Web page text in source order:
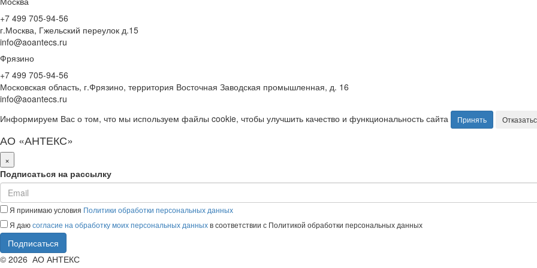
+7 499 705-94-56
г.Москва, Гжельский переулок д.15
info@aoantecs.ru
Фрязино
+7 499 705-94-56
Московская область, г.Фрязино, территория Восточная Заводская промышленная, д. 16
info@aoantecs.ru
Информируем Вас о том, что мы используем файлы cookie, чтобы улучшить качество и функциональность сайта
Принять
АО «АНТЕКС»
×
Подписаться на рассылку
Я принимаю условия Политики обработки персональных данных
Я даюсогласие на обработку моих персональных данныхв соответствии с Политикой обработки персональных данных
Подписаться
© 2026 АО АНТЕКС